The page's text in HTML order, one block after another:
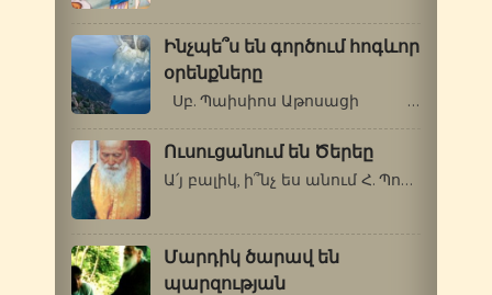
Ինչպե՞ս են գործում հոգևոր
օրենքները
Սբ. Պաիսիոս Աթոսացի - Գե՛րոնդա,…
Ուսուցանում են Ծերեը
Ա՛յ բալիկ, ի՞նչ ես անում Հ. Պորֆիրիոսի…
Մարդիկ ծարավ են
պարզության